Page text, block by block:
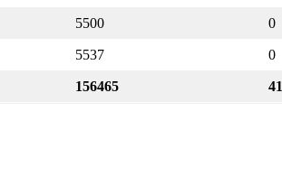
5500 0
5537 0
156465 41